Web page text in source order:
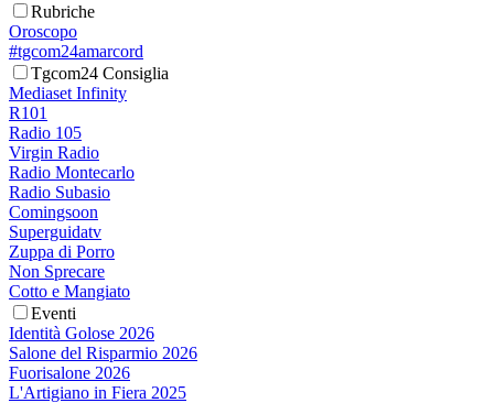
Rubriche
Oroscopo
#tgcom24amarcord
Tgcom24 Consiglia
Mediaset Infinity
R101
Radio 105
Virgin Radio
Radio Montecarlo
Radio Subasio
Comingsoon
Superguidatv
Zuppa di Porro
Non Sprecare
Cotto e Mangiato
Eventi
Identità Golose 2026
Salone del Risparmio 2026
Fuorisalone 2026
L'Artigiano in Fiera 2025